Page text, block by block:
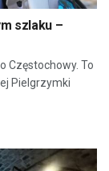
szlaku –
Częstochowy. To
Pielgrzymki